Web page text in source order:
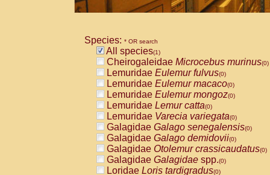
Species: * OR search
All species(1)
Cheirogaleidae Microcebus murinus(0)
Lemuridae Eulemur fulvus(0)
Lemuridae Eulemur macaco(0)
Lemuridae Eulemur mongoz(0)
Lemuridae Lemur catta(0)
Lemuridae Varecia variegata(0)
Galagidae Galago senegalensis(0)
Galagidae Galago demidovii(0)
Galagidae Otolemur crassicaudatus(0)
Galagidae Galagidae spp.(0)
Loridae Loris tardigradus(0)